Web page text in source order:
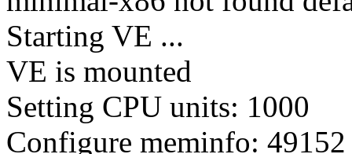
Starting VE ...
VE is mounted
Setting CPU units: 1000
Configure meminfo: 49152